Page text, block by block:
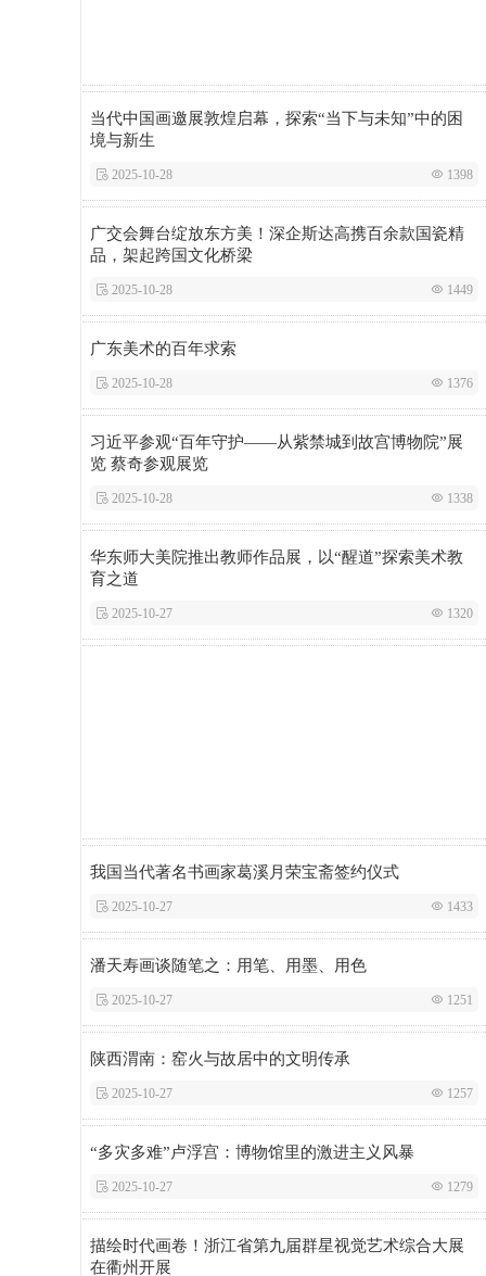
当代中国画邀展敦煌启幕，探索“当下与未知”中的困
境与新生
 2025-10-28  1398
广交会舞台绽放东方美！深企斯达高携百余款国瓷精
品，架起跨国文化桥梁
 2025-10-28  1449
广东美术的百年求索
 2025-10-28  1376
习近平参观“百年守护——从紫禁城到故宫博物院”展
览 蔡奇参观展览
 2025-10-28  1338
华东师大美院推出教师作品展，以“醒道”探索美术教
育之道
 2025-10-27  1320
我国当代著名书画家葛溪月荣宝斋签约仪式
 2025-10-27  1433
潘天寿画谈随笔之：用笔、用墨、用色
 2025-10-27  1251
陕西渭南：窑火与故居中的文明传承
 2025-10-27  1257
“多灾多难”卢浮宫：博物馆里的激进主义风暴
 2025-10-27  1279
描绘时代画卷！浙江省第九届群星视觉艺术综合大展
在衢州开展